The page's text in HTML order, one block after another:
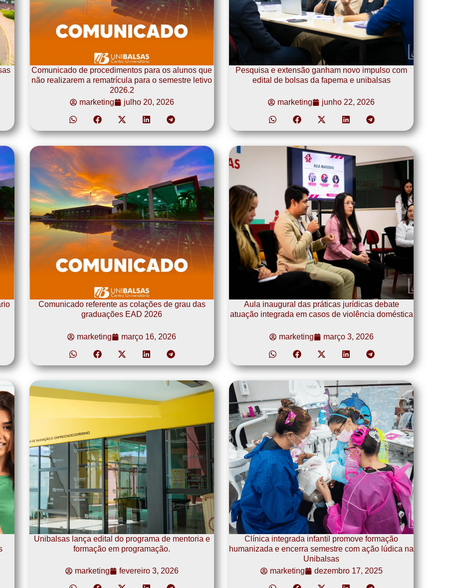
Comunicado de procedimentos para os alunos que
não realizarem a rematrícula para o semestre letivo
2026.2
marketing
julho 20, 2026
Pesquisa e extensão ganham novo impulso com
edital de bolsas da fapema e unibalsas
marketing junho 22, 2026
Comunicado referente as colações de grau das
graduações EAD 2026
marketing março 16, 2026
Aula inaugural das práticas jurídicas debate
atuação integrada em casos de violência doméstica
marketing março 3, 2026
Unibalsas lança edital do programa de mentoria e
formação em programação.
marketing fevereiro 3, 2026
Clínica integrada infantil promove formação
humanizada e encerra semestre com ação lúdica na
Unibalsas
marketing
dezembro 17, 2025